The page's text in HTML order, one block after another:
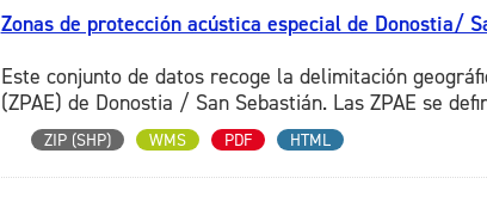
Zonas de protección acústica especial de Donostia/
Este conjunto de datos recoge la delimitación
(ZPAE) de Donostia / San Sebastián. Las ZPAE se
ZIP (SHP) WMS PDF HTML